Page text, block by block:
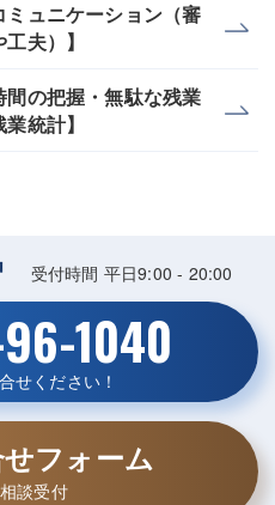
ミュニケーション（審
夫）】
間の把握・無駄な残業
統計】
受付時間 平日9:00 - 20:00
1040
せください！
フォーム
談受付